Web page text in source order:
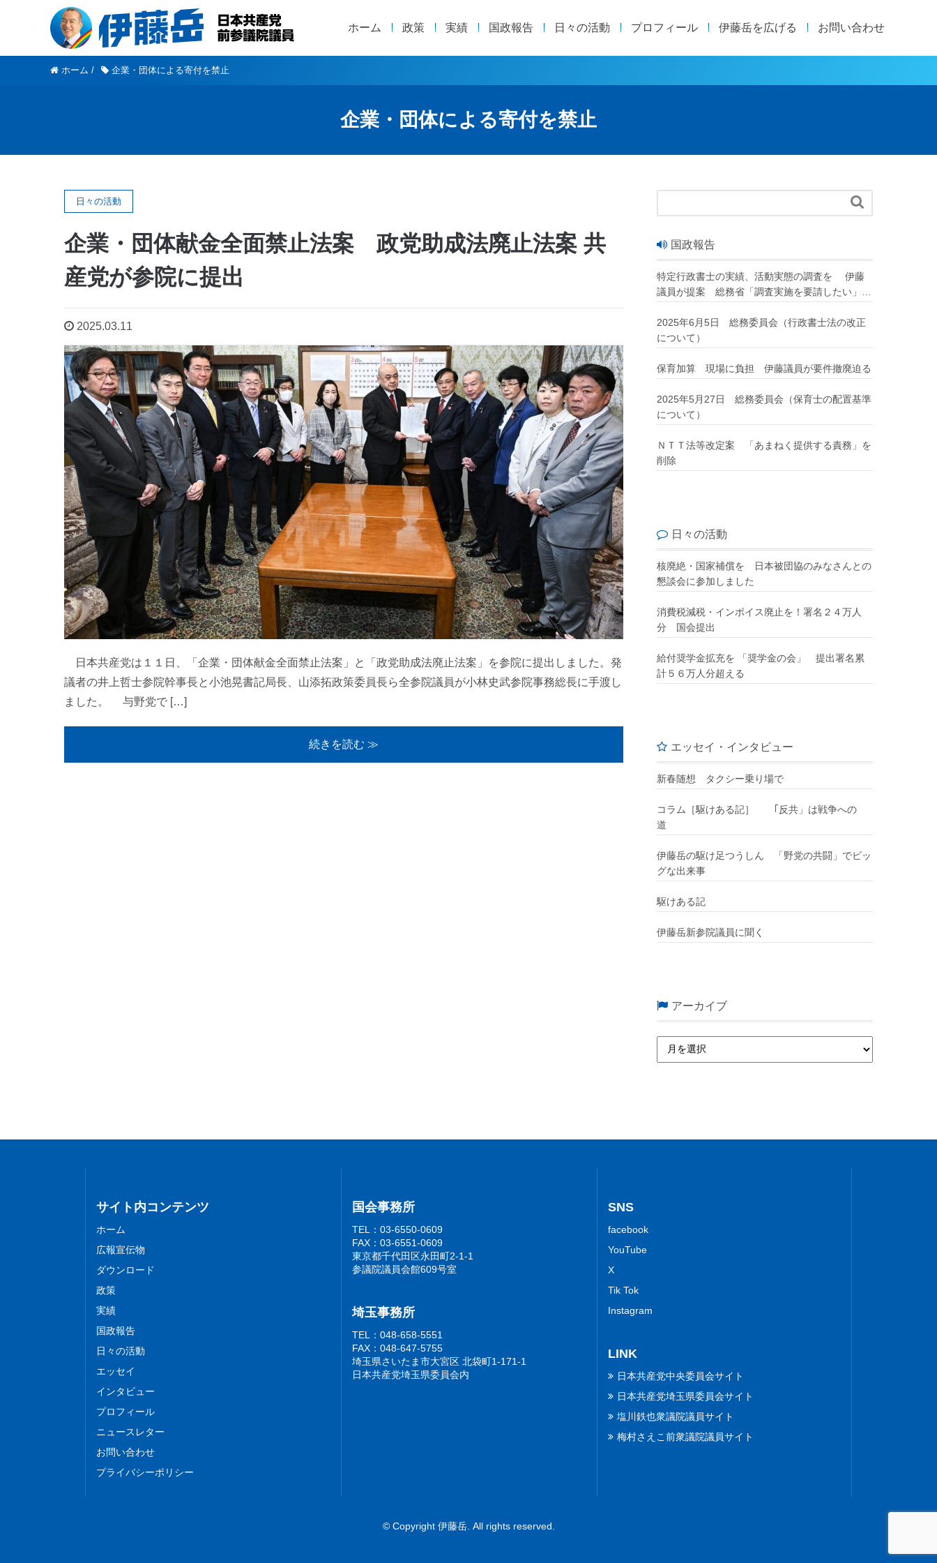
ホーム 政策 実績 国政報告 日々の活動 プロフィール 伊藤岳を広げる お問い合わせ
ホーム / 企業・団体による寄付を禁止
企業・団体による寄付を禁止
日々の活動
企業・団体献金全面禁止法案 政党助成法廃止法案 共
産党が参院に提出
2025.03.11
日本共産党は１１日、「企業・団体献金全面禁止法案」と「政党助成法廃止法案」を参院に提出しました。発
議者の井上哲士参院幹事長と小池晃書記局長、山添拓政策委員長ら全参院議員が小林史武参院事務総長に手渡し
ました。 与野党で […]
続きを読む ≫

国政報告
特定行政書士の実績、活動実態の調査を 伊藤
議員が提案 総務省「調査実施を要請したい」
2025年6月5日 総務委員会（行政書士法の改正
について）
保育加算 現場に負担 伊藤議員が要件撤廃迫る
2025年5月27日 総務委員会（保育士の配置基準
について）
ＮＴＴ法等改定案 「あまねく提供する責務」を
削除
日々の活動
核廃絶・国家補償を 日本被団協のみなさんとの
懇談会に参加しました
消費税減税・インボイス廃止を！署名２４万人
分 国会提出
給付奨学金拡充を 「奨学金の会」 提出署名累
計５６万人分超える
エッセイ・インタビュー
新春随想 タクシー乗り場で
コラム［駆けある記］ ｢反共」は戦争への
道
伊藤岳の駆け足つうしん 「野党の共闘」でビッ
グな出来事
駆けある記
伊藤岳新参院議員に聞く
アーカイブ
サイト内コンテンツ
ホーム
広報宣伝物
ダウンロード
政策
実績
国政報告
日々の活動
エッセイ
インタビュー
プロフィール
ニュースレター
お問い合わせ
プライバシーポリシー
国会事務所
TEL：03-6550-0609
FAX：03-6551-0609
東京都千代田区永田町2-1-1
参議院議員会館609号室
埼玉事務所
TEL：048-658-5551
FAX：048-647-5755
埼玉県さいたま市大宮区 北袋町1-171-1
日本共産党埼玉県委員会内
SNS
facebook
YouTube
X
Tik Tok
Instagram
LINK
日本共産党中央委員会サイト
日本共産党埼玉県委員会サイト
塩川鉄也衆議院議員サイト
梅村さえこ前衆議院議員サイト
© Copyright 伊藤岳. All rights reserved.